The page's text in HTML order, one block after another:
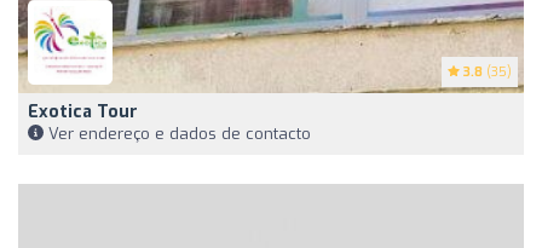
3.8 (35)
Exotica Tour
Ver endereço e dados de contacto